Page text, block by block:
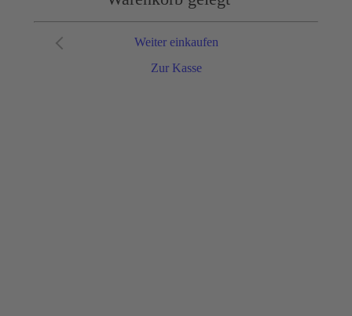
Zur Kasse
Weiter einkaufen